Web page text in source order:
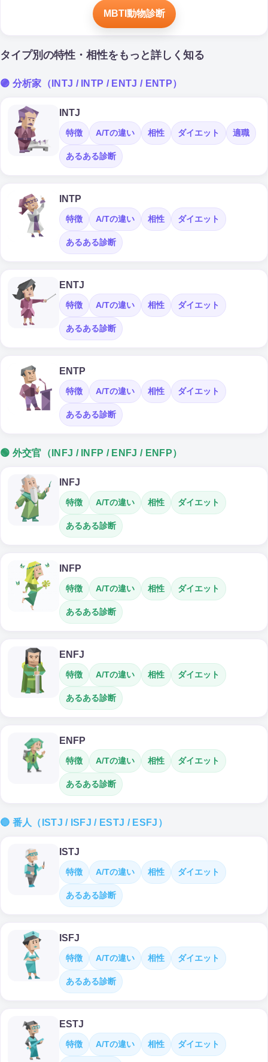
MBTI動物診断
タイプ別の特性・相性をもっと詳しく知る
🟣 分析家（INTJ / INTP / ENTJ / ENTP）
INTJ
特徴 A/Tの違い 相性 ダイエット 適職
あるある診断
INTP
特徴 A/Tの違い 相性 ダイエット
あるある診断
ENTJ
特徴 A/Tの違い 相性 ダイエット
あるある診断
ENTP
特徴 A/Tの違い 相性 ダイエット
あるある診断
🟢 外交官（INFJ / INFP / ENFJ / ENFP）
INFJ
特徴 A/Tの違い 相性 ダイエット
あるある診断
INFP
特徴 A/Tの違い 相性 ダイエット
あるある診断
ENFJ
特徴 A/Tの違い 相性 ダイエット
あるある診断
ENFP
特徴 A/Tの違い 相性 ダイエット
あるある診断
🔵 番人（ISTJ / ISFJ / ESTJ / ESFJ）
ISTJ
特徴 A/Tの違い 相性 ダイエット
あるある診断
ISFJ
特徴 A/Tの違い 相性 ダイエット
あるある診断
ESTJ
特徴 A/Tの違い 相性 ダイエット